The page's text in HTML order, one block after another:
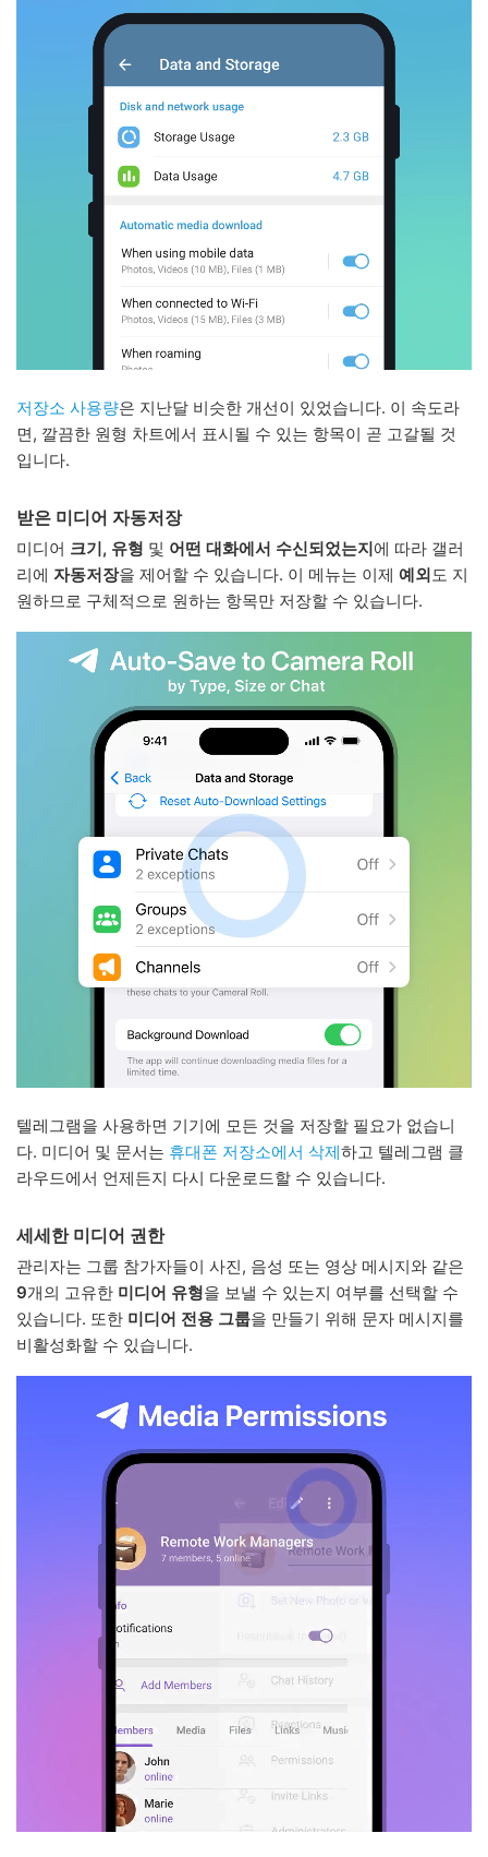
저장소 사용량은 지난달 비슷한 개선이 있었습니다. 이 속도라
면, 깔끔한 원형 차트에서 표시될 수 있는 항목이 곧 고갈될 것
입니다.
받은 미디어 자동저장
미디어 크기, 유형 및 어떤 대화에서 수신되었는지에 따라 갤러
리에 자동저장을 제어할 수 있습니다. 이 메뉴는 이제 예외도 지
원하므로 구체적으로 원하는 항목만 저장할 수 있습니다.
텔레그램을 사용하면 기기에 모든 것을 저장할 필요가 없습니
다. 미디어 및 문서는 휴대폰 저장소에서 삭제하고 텔레그램 클
라우드에서 언제든지 다시 다운로드할 수 있습니다.
세세한 미디어 권한
관리자는 그룹 참가자들이 사진, 음성 또는 영상 메시지와 같은
9개의 고유한 미디어 유형을 보낼 수 있는지 여부를 선택할 수
있습니다. 또한 미디어 전용 그룹을 만들기 위해 문자 메시지를
비활성화할 수 있습니다.